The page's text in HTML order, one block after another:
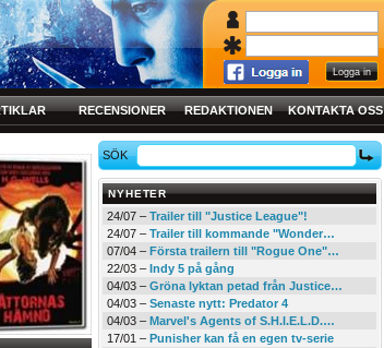
RECENSIONER REDAKTIONEN KONTAKTA OSS
SÖK
NYHETER
24/07 –Trailer till "Justice League"!
24/07 –Trailer till kommande "Wonder…
07/04 –Första trailern till "Rogue One"…
22/03 –Indy 5 på gång
04/03 –Gröna lyktan petad från Justice…
04/03 –Senaste nytt: Predator 4
04/03 –Marvel's Agents of S.H.I.E.L.D.…
17/01 –Punisher kan få en egen tv-serie